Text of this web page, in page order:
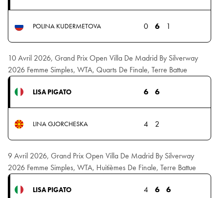
POLINA KUDERMETOVA 0 6 1
10 Avril 2026, Grand Prix Open Villa De Madrid By Silverway
2026 Femme Simples, WTA, Quarts De Finale, Terre Battue
LISA PIGATO 6 6
LINA GJORCHESKA 4 2
9 Avril 2026, Grand Prix Open Villa De Madrid By Silverway
2026 Femme Simples, WTA, Huitièmes De Finale, Terre Battue
LISA PIGATO 4 6 6